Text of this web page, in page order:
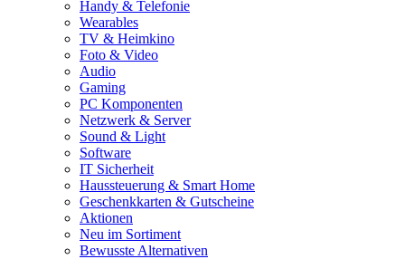
Handy & Telefonie
Wearables
TV & Heimkino
Foto & Video
Audio
Gaming
PC Komponenten
Netzwerk & Server
Sound & Light
Software
IT Sicherheit
Haussteuerung & Smart Home
Geschenkkarten & Gutscheine
Aktionen
Neu im Sortiment
Bewusste Alternativen